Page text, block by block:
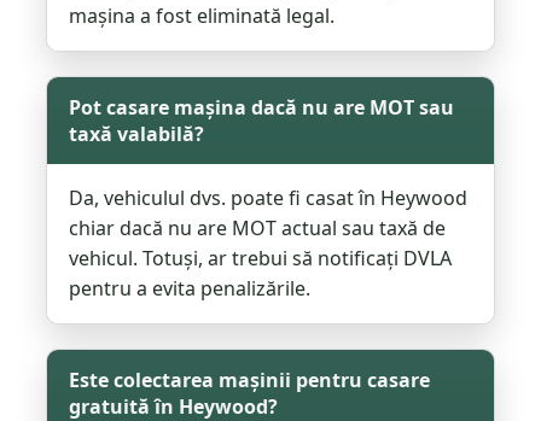
mașina a fost eliminată legal.
Pot casare mașina dacă nu are MOT sau
taxă valabilă?
Da, vehiculul dvs. poate fi casat în Heywood
chiar dacă nu are MOT actual sau taxă de
vehicul. Totuși, ar trebui să notificați DVLA
pentru a evita penalizările.
Este colectarea mașinii pentru casare
gratuită în Heywood?